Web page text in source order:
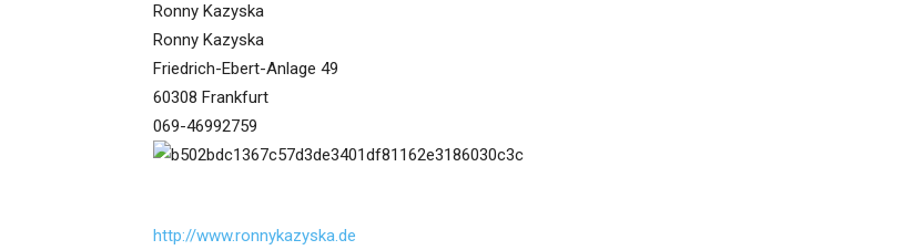
Ronny Kazyska
Ronny Kazyska
Friedrich-Ebert-Anlage 49
60308 Frankfurt
069-46992759
http://www.ronnykazyska.de